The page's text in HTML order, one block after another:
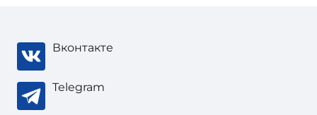
Вконтакте
Telegram